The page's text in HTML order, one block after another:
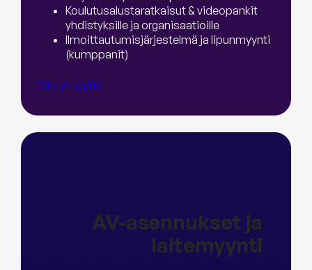
Koulutusalustaratkaisut & videopankit
yhdistyksille ja organisaatioille
Ilmoittautumisjärjestelmä ja lipunmyynti
(kumppanit)
Ota yhteyttä
AV-asennukset ja
laitemyynti